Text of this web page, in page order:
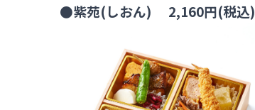
●紫苑(しおん) 2,160円(税込)